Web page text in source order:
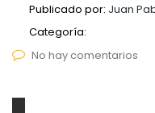
Publicado por: Juan
Categoría:
No hay comentarios